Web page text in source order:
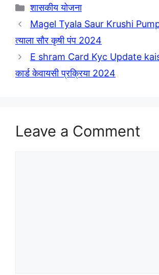
Categories
शासकीय योजना
Magel Tyala Saur Krushi
त्याला सौर कृषी पंप 2024
E shram Card Kyc Update
कार्ड केवायसी प्रक्रिया 2024
Leave a Comment